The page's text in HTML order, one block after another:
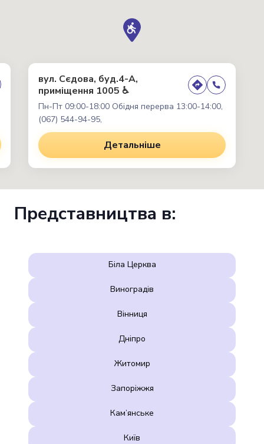
вул. Сєдова, буд.4-А,
приміщення 1005 ♿
Пн-Пт 09:00-18:00 Обідня перерва 13:00-14:00,
(067) 544-94-95,
Детальніше
Представництва в:
Біла Церква
Виноградів
Вінниця
Дніпро
Житомир
Запоріжжя
Кам’янське
Київ